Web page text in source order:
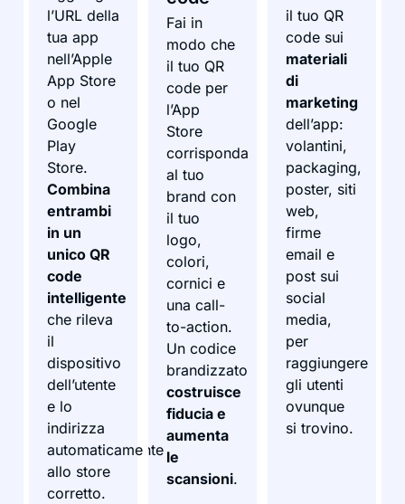
l’URL della
tua app
nell’Apple
App Store
o nel
Google
Play
Store.
Combina
entrambi
in un
unico QR
code
intelligente
che rileva
il
dispositivo
dell’utente
e lo
indirizza
automaticamente
allo store
corretto.
Fai in
modo che
il tuo QR
code per
l’App
Store
corrisponda
al tuo
brand con
il tuo
logo,
colori,
cornici e
una call-
to-action.
Un codice
brandizzato
costruisce
fiducia e
aumenta
le
scansioni.
il tuo QR
code sui
materiali
di
marketing
dell’app:
volantini,
packaging,
poster, siti
web,
firme
email e
post sui
social
media,
per
raggiungere
gli utenti
ovunque
si trovino.